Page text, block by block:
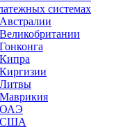
системах
ОАЭ
США